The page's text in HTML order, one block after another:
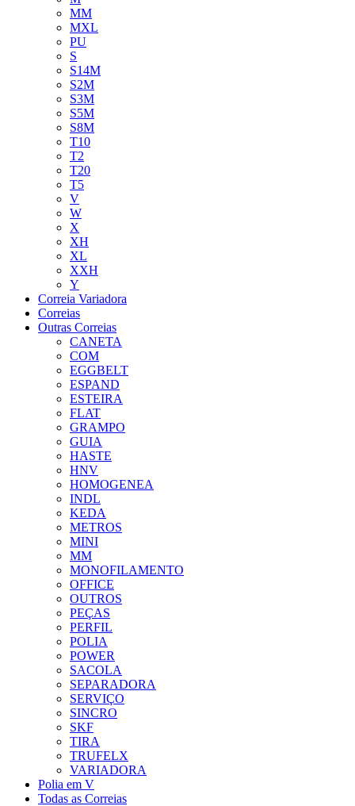
MM
MXL
PU
S
S14M
S2M
S3M
S5M
S8M
T10
T2
T20
T5
V
W
X
XH
XL
XXH
Y
Correia Variadora
Correias
Outras Correias
CANETA
COM
EGGBELT
ESPAND
ESTEIRA
FLAT
GRAMPO
GUIA
HASTE
HNV
HOMOGENEA
INDL
KEDA
METROS
MINI
MM
MONOFILAMENTO
OFFICE
OUTROS
PEÇAS
PERFIL
POLIA
POWER
SACOLA
SEPARADORA
SERVIÇO
SINCRO
SKF
TIRA
TRUFELX
VARIADORA
Polia em V
Todas as Correias